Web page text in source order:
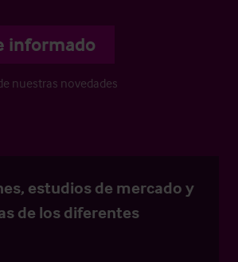
informado
nuestras novedades
estudios de mercado y
de los diferentes